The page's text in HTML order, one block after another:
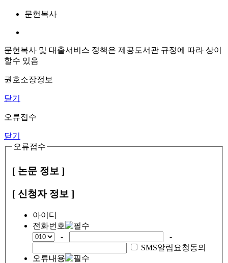
문헌복사
문헌복사 및 대출서비스 정책은 제공도서관 규정에 따라 상이
할수 있음
권호소장정보
닫기
오류접수
닫기
오류접수
[ 논문 정보 ]
[ 신청자 정보 ]
아이디
전화번호
-
-
SMS알림요청동의
오류내용